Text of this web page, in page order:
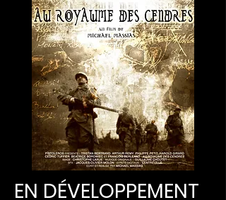
EN DÉVELOPPEMENT